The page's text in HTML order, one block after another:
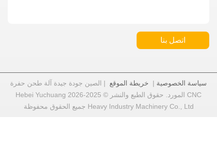
اتصل بنا
سياسة الخصوصية|خريطة الموقع| الصين جودة جيدة آلة طحن حفرة
CNC المورد. حقوق الطبع والنشر © 2025-2026 Hebei Yuchuang
Heavy Industry Machinery Co., Ltd جميع الحقوق محفوظة